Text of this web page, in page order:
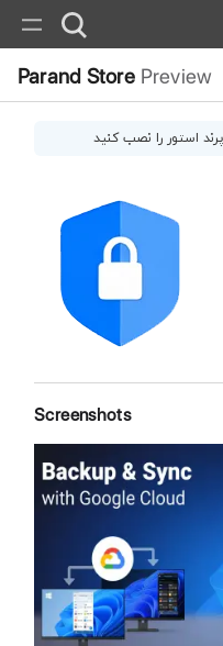
Parand Store Preview
پرند استور را نصب کنید
Screenshots